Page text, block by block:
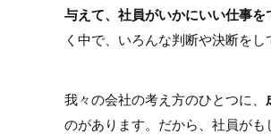
与えて、社員がいかにいい仕事を
く中で、いろんな判断や決断を
我々の会社の考え方のひとつに、
のがあります。だから、社員が